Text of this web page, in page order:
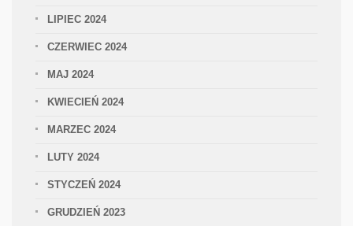
LIPIEC 2024
CZERWIEC 2024
MAJ 2024
KWIECIEŃ 2024
MARZEC 2024
LUTY 2024
STYCZEŃ 2024
GRUDZIEŃ 2023